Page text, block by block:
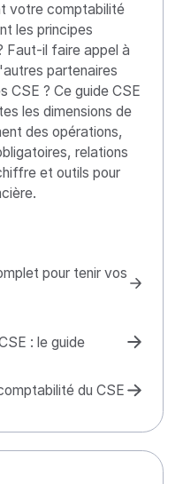
votre comptabilité
les principes
Faut-il faire appel à
partenaires
CSE ? Ce guide CSE
les dimensions de
des opérations,
relations
et outils pour
pour tenir vos
: le guide
du CSE